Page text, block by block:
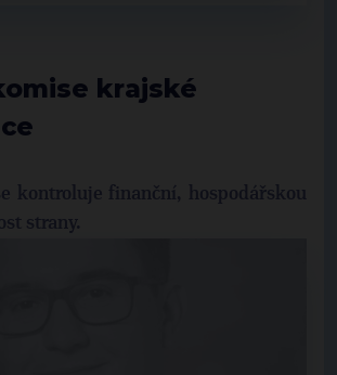
krajské
kontroluje finanční, hospodářskou
strany.